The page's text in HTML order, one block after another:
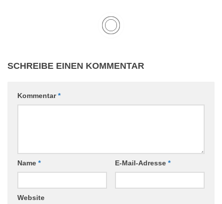
SCHREIBE EINEN KOMMENTAR
Kommentar*
Name * E-Mail-Adresse *
Website